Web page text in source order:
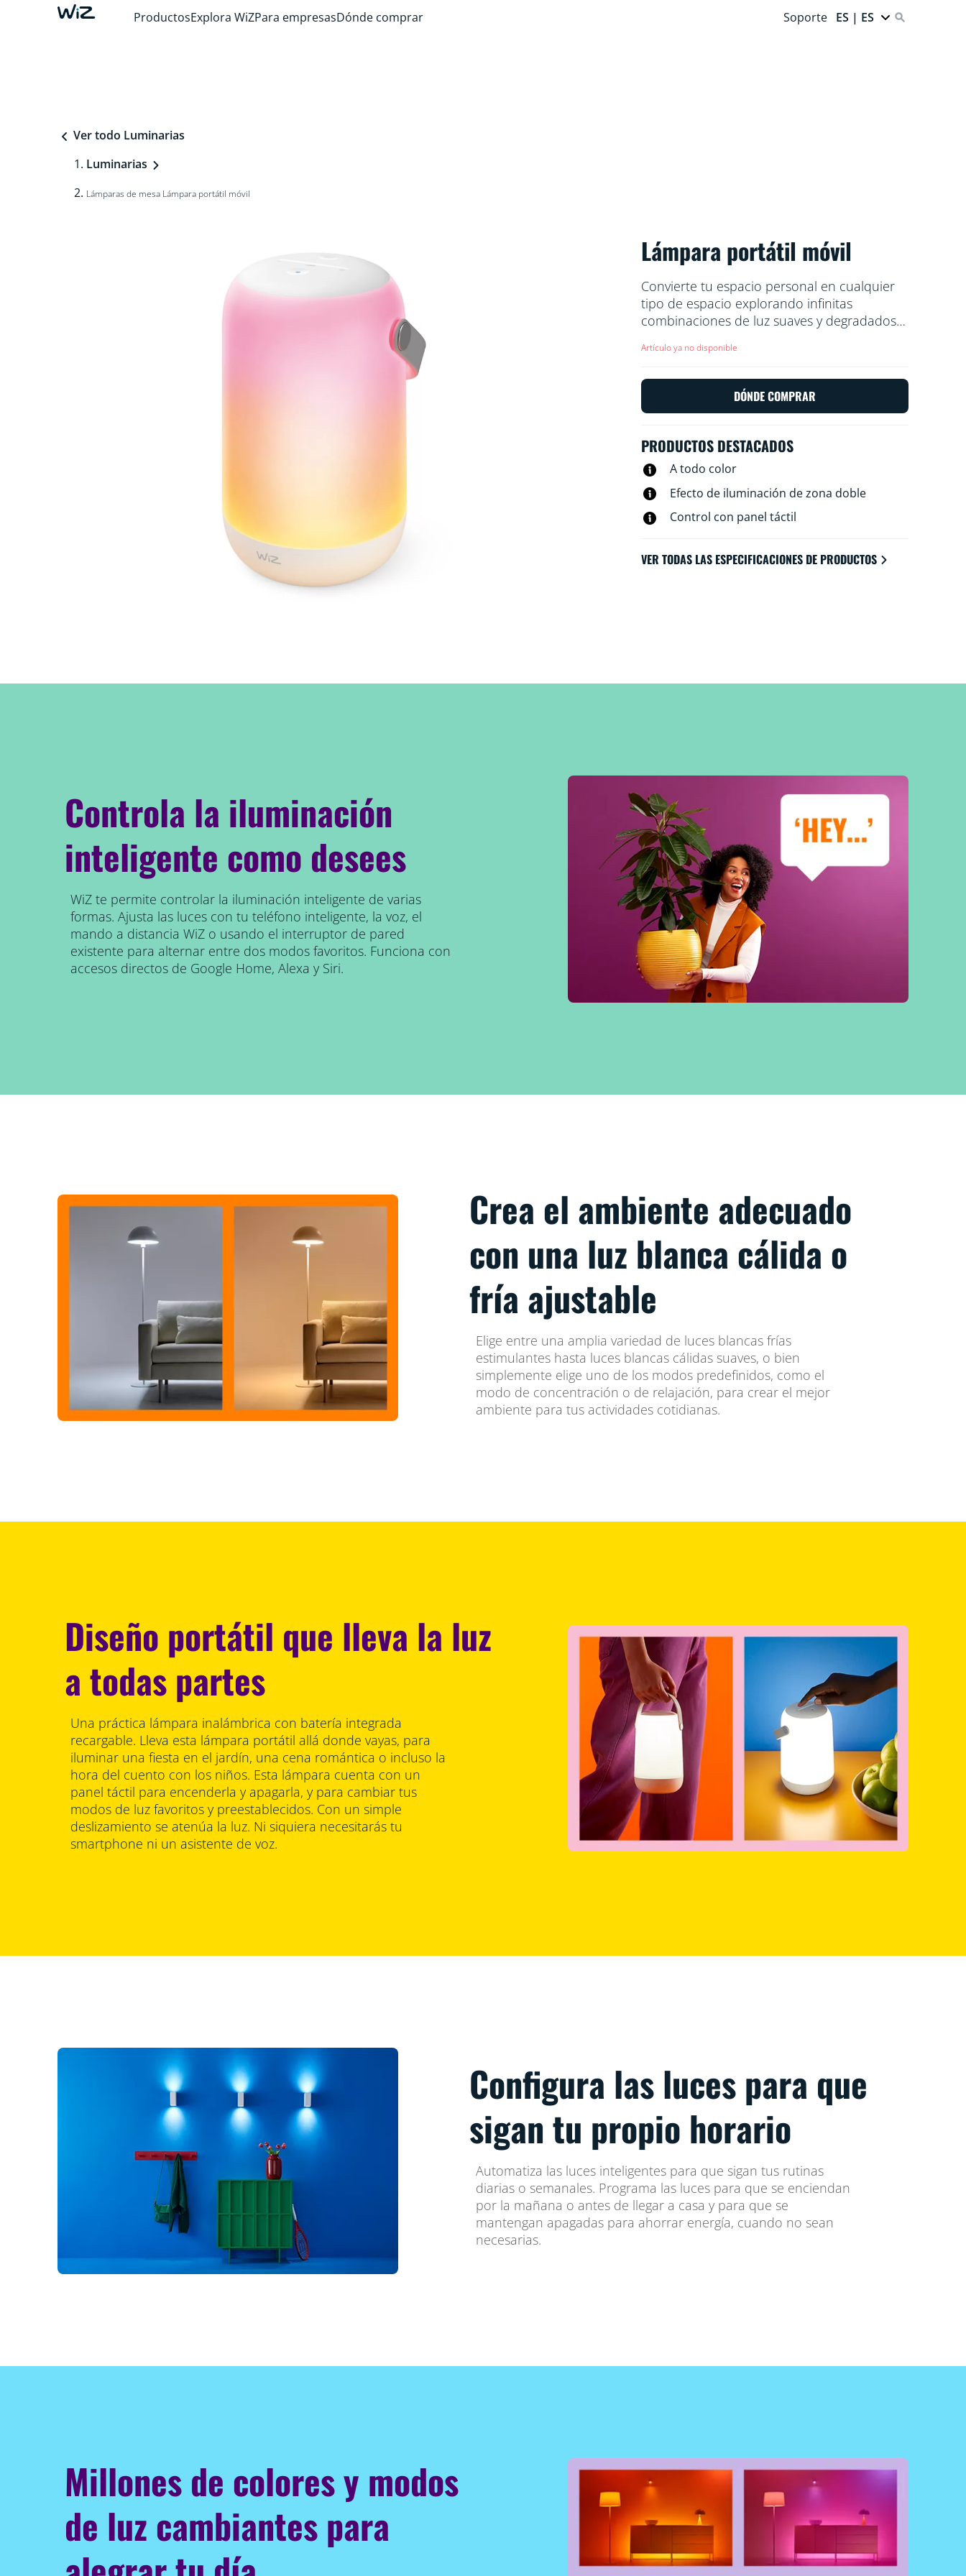
ProductosExplora WiZPara empresasDónde comprar Soporte ES | ES
Ver todo Luminarias
Luminarias
Lámparas de mesa Lámpara portátil móvil
Lámpara portátil móvil
Convierte tu espacio personal en cualquier
tipo de espacio explorando infinitas
combinaciones de luz suaves y degradados
lugar dentro o fuera de tu casa y haz que tu
Artículo ya no disponible
DÓNDE COMPRAR
PRODUCTOS DESTACADOS
A todo color
Efecto de iluminación de zona doble
Control con panel táctil
VER TODAS LAS ESPECIFICACIONES DE PRODUCTOS
Controla la iluminación
inteligente como desees
WiZ te permite controlar la iluminación inteligente de varias
formas. Ajusta las luces con tu teléfono inteligente, la voz, el
mando a distancia WiZ o usando el interruptor de pared
existente para alternar entre dos modos favoritos. Funciona con
accesos directos de Google Home, Alexa y Siri.
Crea el ambiente adecuado
con una luz blanca cálida o
fría ajustable
Elige entre una amplia variedad de luces blancas frías
estimulantes hasta luces blancas cálidas suaves, o bien
simplemente elige uno de los modos predefinidos, como el
modo de concentración o de relajación, para crear el mejor
ambiente para tus actividades cotidianas.
Diseño portátil que lleva la luz
a todas partes
Una práctica lámpara inalámbrica con batería integrada
recargable. Lleva esta lámpara portátil allá donde vayas, para
iluminar una fiesta en el jardín, una cena romántica o incluso la
hora del cuento con los niños. Esta lámpara cuenta con un
panel táctil para encenderla y apagarla, y para cambiar tus
modos de luz favoritos y preestablecidos. Con un simple
deslizamiento se atenúa la luz. Ni siquiera necesitarás tu
smartphone ni un asistente de voz.
Configura las luces para que
sigan tu propio horario
Automatiza las luces inteligentes para que sigan tus rutinas
diarias o semanales. Programa las luces para que se enciendan
por la mañana o antes de llegar a casa y para que se
mantengan apagadas para ahorrar energía, cuando no sean
necesarias.
Millones de colores y modos
de luz cambiantes para